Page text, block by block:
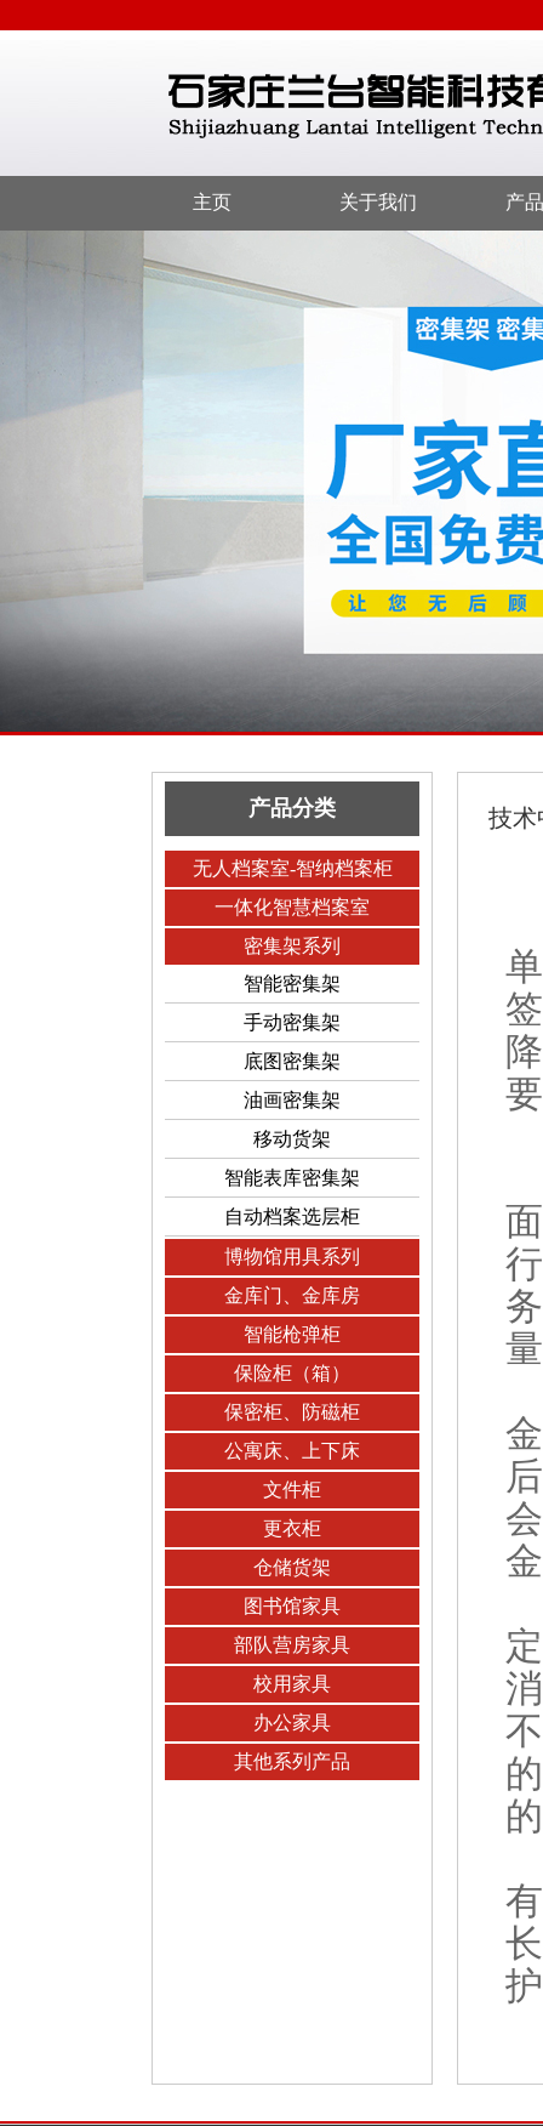
主页 关于我们 产
产品分类
无人档案室-智纳档案柜
一体化智慧档案室
密集架系列
智能密集架
手动密集架
底图密集架
油画密集架
移动货架
智能表库密集架
自动档案选层柜
博物馆用具系列
金库门、金库房
智能枪弹柜
保险柜（箱）
保密柜、防磁柜
公寓床、上下床
文件柜
更衣柜
仓储货架
图书馆家具
部队营房家具
校用家具
办公家具
其他系列产品
技术